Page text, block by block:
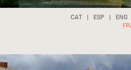
CAT | ESP | ENG